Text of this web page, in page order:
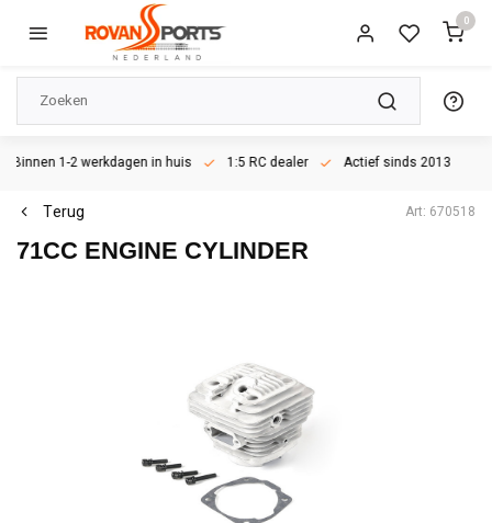
0
Binnen 1-2 werkdagen in huis 1:5 RC dealer Actief sinds 2013
Terug Art: 670518
71CC ENGINE CYLINDER